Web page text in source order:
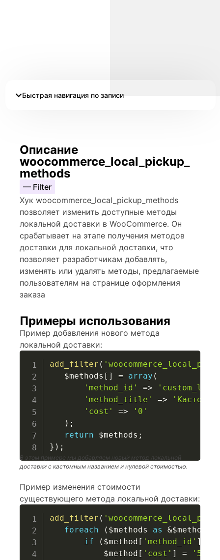
Быстрая навигация по записи
Описание
woocommerce_local_pickup_
methods
— Filter
Хук woocommerce_local_pickup_methods
позволяет изменить доступные методы
локальной доставки в WooCommerce. Он
срабатывает на этапе получения методов
доставки для локальной доставки, что
позволяет разработчикам добавлять,
изменять или удалять методы, предлагаемые
пользователям на странице оформления
заказа
Примеры использования
Пример добавления нового метода
локальной доставки:
add_filter (
$methods [ ] = array (
'method_id'
=>
'method_title'
=>
'cost'
=>
'0'
) ;
return
$methods ;
} ) ;
В этом примере мы добавляем новый метод локальной
доставки с кастомным названием и нулевой стоимостью.
Пример изменения стоимости
существующего метода локальной доставки:
add_filter (
foreach
( $methods as &$method
if
( $method [ 'method_id' ]
$method [ 'cost' ] = '5'